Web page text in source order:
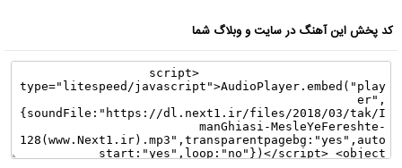
کد پخش این آهنگ در سایت و وبلاگ شما